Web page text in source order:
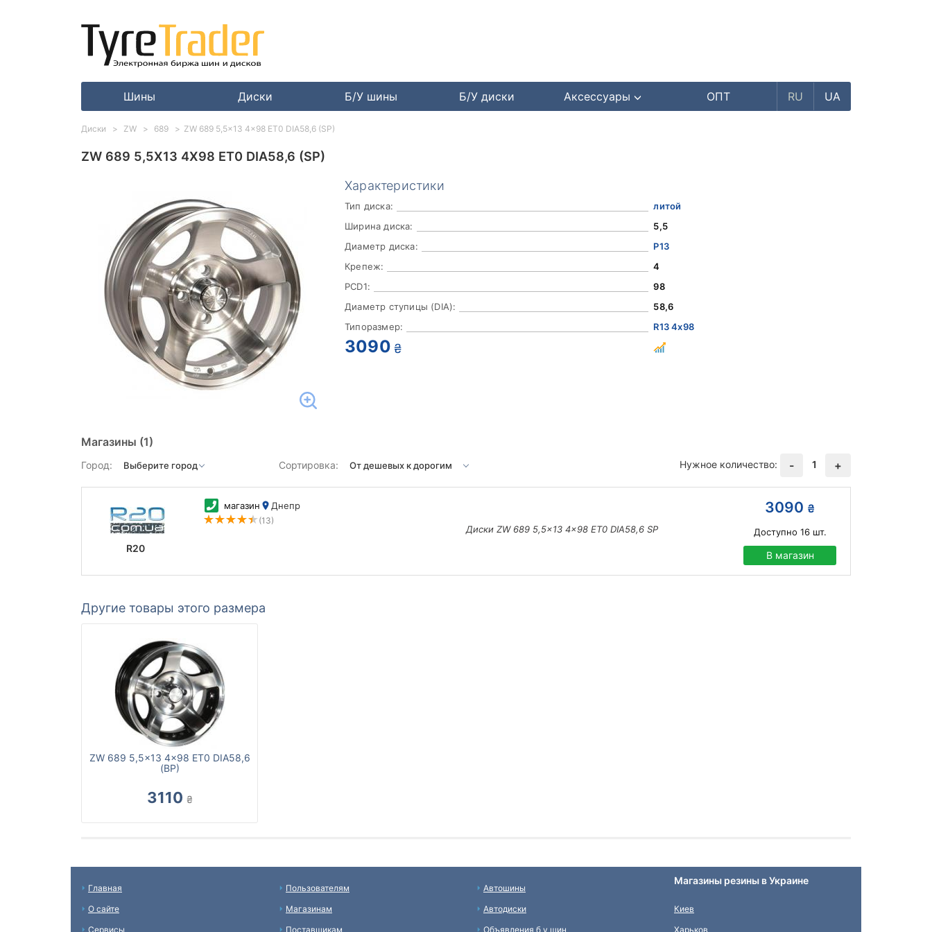
Шины Диски Б/У шины Б/У диски Аксессуары ОПТ RU UA
ZW 689 5,5X13 4X98 ET0 DIA58,6 (SP)
Характеристики
Тип диска:
литой
Ширина диска:
5,5
Диаметр диска:
Р13
Крепеж:
4
PCD1:
98
Диаметр ступицы (DIA):
58,6
Типоразмер:
R13 4x98
3090 ₴
Магазины (1)
Город: Сортировка: Нужное количество: - 1 +
R20
магазин Днепр
(13)
Диски ZW 689 5,5x13 4x98 ET0 DIA58,6 SP
3090 ₴
Доступно 16шт.
В магазин
Другие товары этого размера
ZW 689 5,5x13 4x98 ET0 DIA58,6
(BP)
3110 ₴
Диски ZW 689 ZW 689 5,5x13 4x98 ET0 DIA58,6 (SP)
Главная
О сайте
Сервисы
Пользователям
Магазинам
Поставщикам
Автошины
Автодиски
Объявления б у шин
Магазины резины в Украине
Киев
Харьков